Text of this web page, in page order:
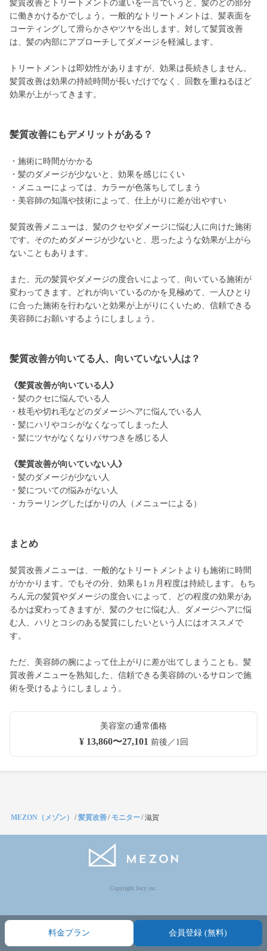
髪質改善とトリートメントの違いを一言でいうと、髪のどの部分
に働きかけるかでしょう。一般的なトリートメントは、髪表面を
コーティングして滑らかさやツヤを出します。対して髪質改善
は、髪の内部にアプローチしてダメージを軽減します。
トリートメントは即効性がありますが、効果は長続きしません。
髪質改善は効果の持続時間が長いだけでなく、回数を重ねるほど
効果が上がってきます。
髪質改善にもデメリットがある？
・施術に時間がかかる
・髪のダメージが少ないと、効果を感じにくい
・メニューによっては、カラーが色落ちしてしまう
・美容師の知識や技術によって、仕上がりに差が出やすい
髪質改善メニューは、髪のクセやダメージに悩む人に向けた施術
です。そのためダメージが少ないと、思ったような効果が上がら
ないこともあります。
また、元の髪質やダメージの度合いによって、向いている施術が
変わってきます。どれが向いているのかを見極めて、一人ひとり
に合った施術を行わないと効果が上がりにくいため、信頼できる
美容師にお願いするようにしましょう。
髪質改善が向いてる人、向いていない人は？
《髪質改善が向いている人》
・髪のクセに悩んでいる人
・枝毛や切れ毛などのダメージヘアに悩んでいる人
・髪にハリやコシがなくなってしまった人
・髪にツヤがなくなりパサつきを感じる人
《髪質改善が向いていない人》
・髪のダメージが少ない人
・髪についての悩みがない人
・カラーリングしたばかりの人（メニューによる）
まとめ
髪質改善メニューは、一般的なトリートメントよりも施術に時間
がかかります。でもその分、効果も1ヵ月程度は持続します。もち
ろん元の髪質やダメージの度合いによって、どの程度の効果があ
るかは変わってきますが、髪のクセに悩む人、ダメージヘアに悩
む人、ハリとコシのある髪質にしたいという人にはオススメで
す。
ただ、美容師の腕によって仕上がりに差が出てしまうことも。髪
質改善メニューを熟知した、信頼できる美容師のいるサロンで施
術を受けるようにしましょう。
美容室の通常価格
¥ 13,860〜27,101 前後／1回
料金プラン 会員登録 (無料)
MEZON（メゾン） /髪質改善/ モニター/滋賀
Copyright Jocy inc.